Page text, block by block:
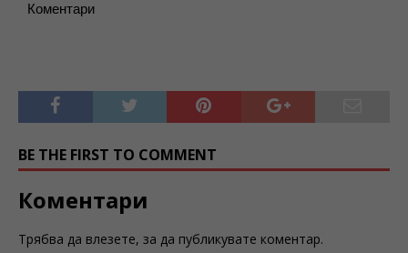
Коментари
BE THE FIRST TO COMMENT
Коментари
Трябва да влезете, за да публикувате коментар.